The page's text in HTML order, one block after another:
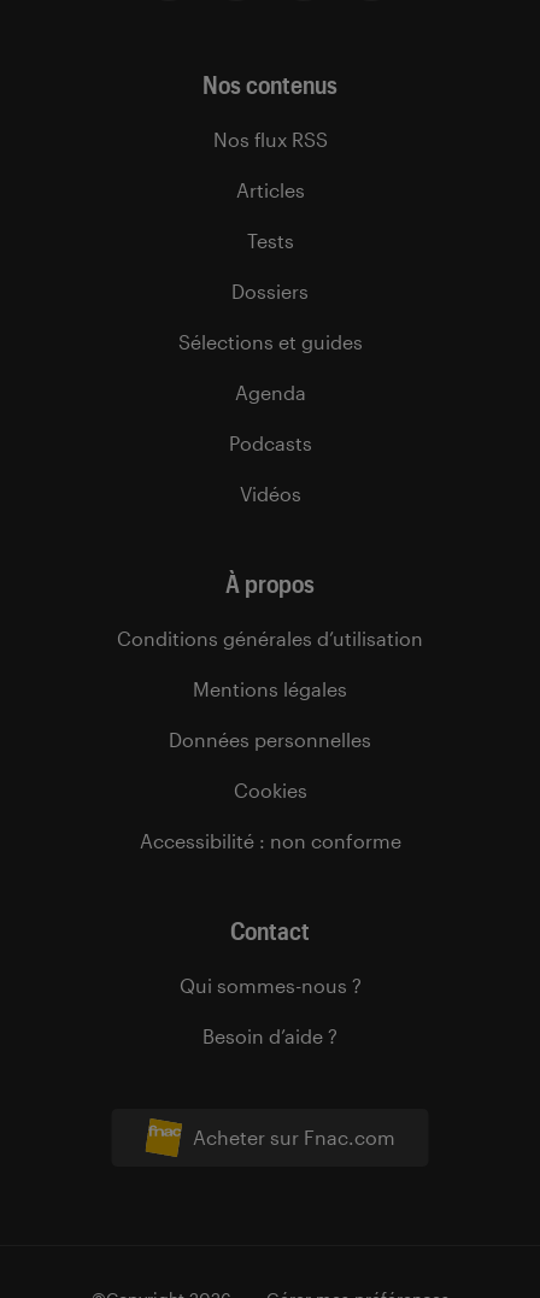
Acheter sur Fnac.com
Nos contenus
Nos flux RSS
Articles
Tests
Dossiers
Sélections et guides
Agenda
Podcasts
Vidéos
À propos
Conditions générales d’utilisation
Mentions légales
Données personnelles
Cookies
Accessibilité : non conforme
Contact
Qui sommes-nous ?
Besoin d’aide ?